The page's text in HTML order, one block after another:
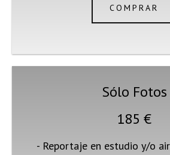
COMPRAR
Sólo Fotos
185 €
- Reportaje en estudio y/o